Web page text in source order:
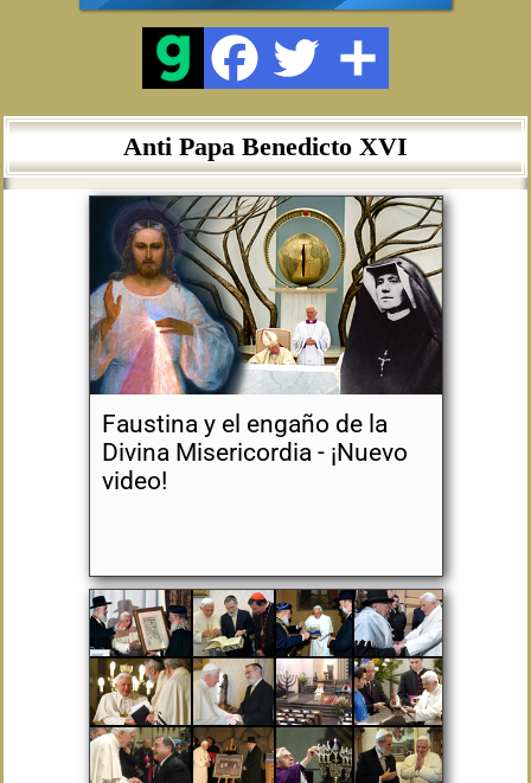
Anti Papa Benedicto XVI
Faustina y el engaño de la
Divina Misericordia - ¡Nuevo
video!